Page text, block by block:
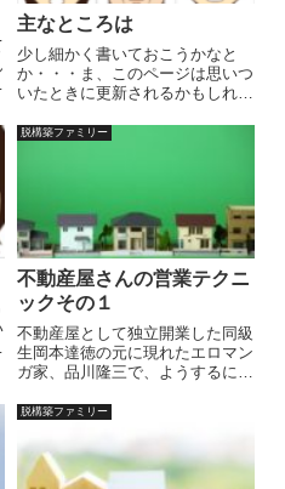
主なところは
少し細かく書いておこうかなと
か・・・ま、このページは思いつ
いたときに更新されるかもしれま
歳 Ａ型 独身 エロ漫画家葉山
脱構築ファミリー
不動産屋さんの営業テクニ
ックその１
不動産屋として独立開業した同級
生岡本達徳の元に現れたエロマン
ガ家、品川隆三で、ようするに、
よ、せっかく友達（仲良かったわ
いうから、お客になってやろうか
と思ってきたんだぜ、どうやらヒ
脱構築ファミリー